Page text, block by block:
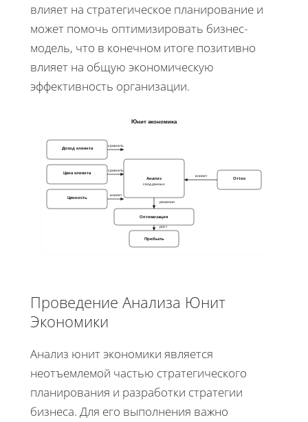
влияет на стратегическое планирование и
может помочь оптимизировать бизнес-
модель, что в конечном итоге позитивно
влияет на общую экономическую
эффективность организации.
Юнит экономика
Доход клиента
Цена клиента
Ценность
Анализ
свод данных
Отток
Оптимизация
Прибыль
сравнить
сравнить
влияет
влияет
решения
рост
Проведение Анализа Юнит
Экономики
Анализ юнит экономики является
неотъемлемой частью стратегического
планирования и разработки стратегии
бизнеса. Для его выполнения важно